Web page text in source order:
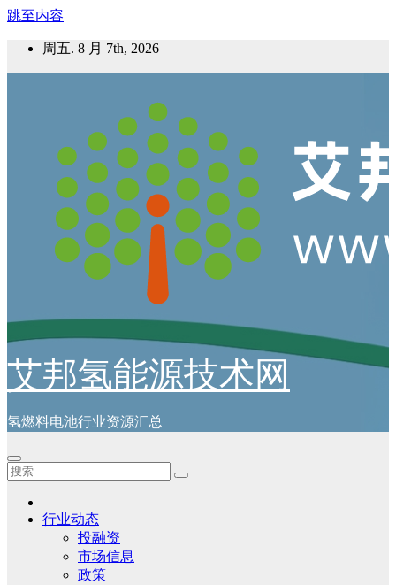
跳至内容
周五. 8 月 7th, 2026
艾邦氢能源技术网
氢燃料电池行业资源汇总
行业动态
投融资
市场信息
政策